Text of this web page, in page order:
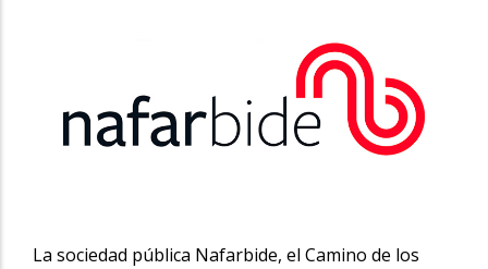
La sociedad pública Nafarbide, el Camino de los